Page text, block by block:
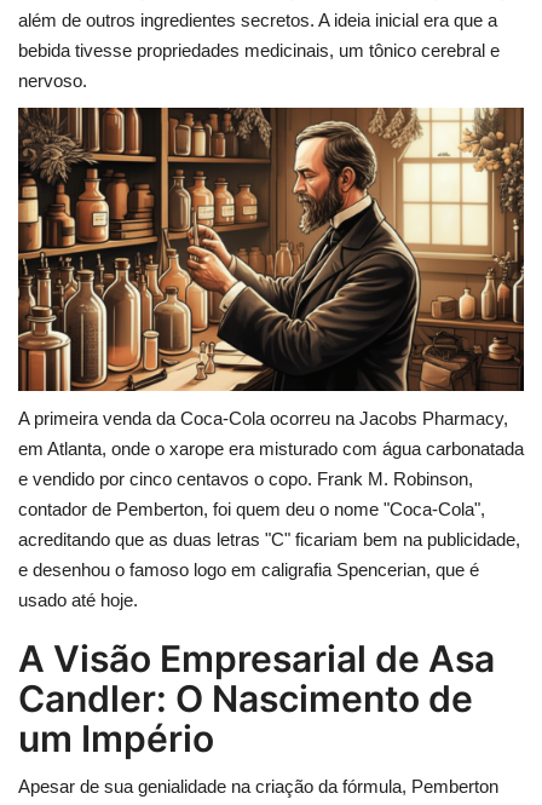
além de outros ingredientes secretos. A ideia inicial era que a
bebida tivesse propriedades medicinais, um tônico cerebral e
nervoso.
A primeira venda da Coca-Cola ocorreu na Jacobs Pharmacy,
em Atlanta, onde o xarope era misturado com água carbonatada
e vendido por cinco centavos o copo. Frank M. Robinson,
contador de Pemberton, foi quem deu o nome "Coca-Cola",
acreditando que as duas letras "C" ficariam bem na publicidade,
e desenhou o famoso logo em caligrafia Spencerian, que é
usado até hoje.
A Visão Empresarial de Asa
Candler: O Nascimento de
um Império
Apesar de sua genialidade na criação da fórmula, Pemberton